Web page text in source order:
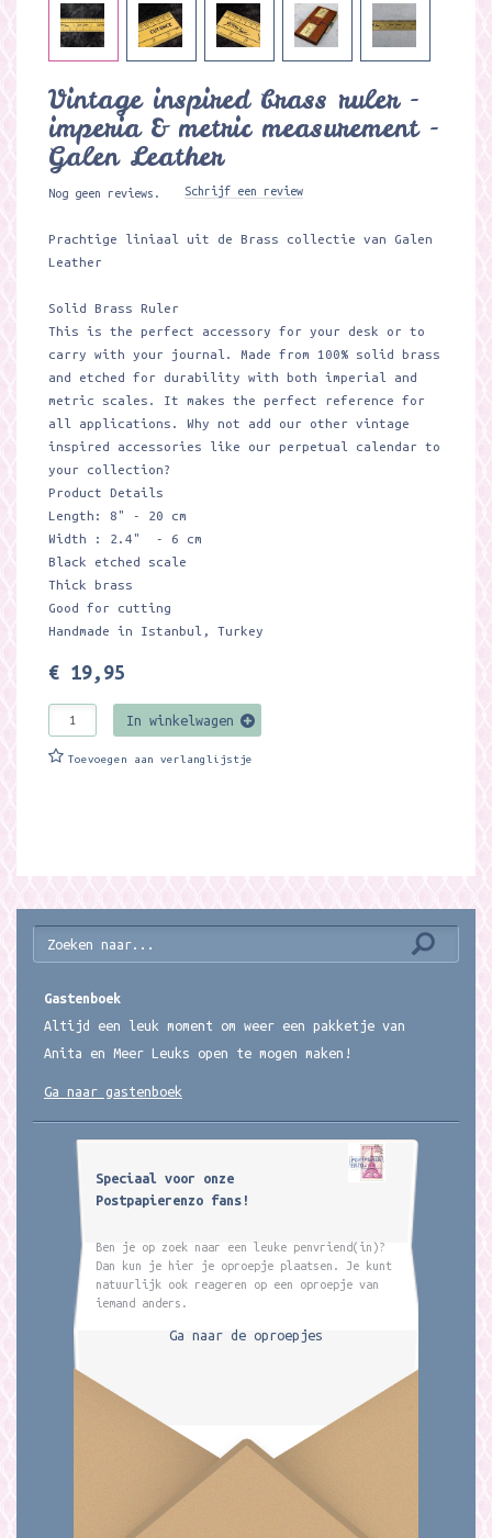
Vintage inspired brass ruler -
imperia & metric measurement -
Galen Leather
Nog geen reviews. Schrijf een review
Prachtige liniaal uit de Brass collectie van Galen
Leather
Solid Brass Ruler
This is the perfect accessory for your desk or to
carry with your journal. Made from 100% solid brass
and etched for durability with both imperial and
metric scales. It makes the perfect reference for
all applications. Why not add our other vintage
inspired accessories like our perpetual calendar to
your collection?
Product Details
Length: 8" - 20 cm
Width : 2.4" - 6 cm
Black etched scale
Thick brass
Good for cutting
Handmade in Istanbul, Turkey
€ 19,95
In winkelwagen
Toevoegen aan verlanglijstje
Gastenboek
Altijd een leuk moment om weer een pakketje van
Anita en Meer Leuks open te mogen maken!
Ga naar gastenboek
Speciaal voor onze
Postpapierenzo fans!
Ben je op zoek naar een leuke penvriend(in)?
Dan kun je hier je oproepje plaatsen. Je kunt
natuurlijk ook reageren op een oproepje van
iemand anders.
Ga naar de oproepjes